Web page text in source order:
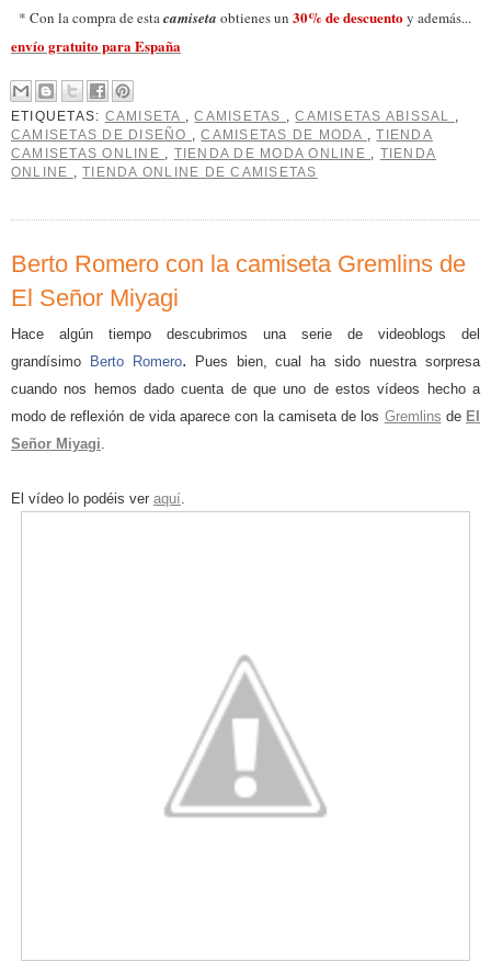
* Con la compra de estacamiseta obtienes un 30% de descuentoy además...
envío gratuito para España
ETIQUETAS: CAMISETA ,CAMISETAS ,CAMISETAS ABISSAL ,
CAMISETAS DE DISEÑO ,CAMISETAS DE MODA ,TIENDA
CAMISETAS ONLINE , TIENDA DE MODA ONLINE , TIENDA
ONLINE ,TIENDA ONLINE DE CAMISETAS
Berto Romero con la camiseta Gremlins de
El Señor Miyagi
Hace algún tiempo descubrimos una serie de videoblogs del
grandísimo Berto Romero.
Pues bien, cual ha sido nuestra sorpresa
cuando nos hemos dado cuenta de que uno de estos vídeos hecho a
modo de reflexión de vida aparece con la camiseta de los Gremlins de El
Señor Miyagi
El vídeo lo podéis ver aquí